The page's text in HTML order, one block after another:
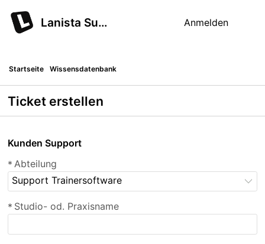
Lanista Support Anmelden
Startseite Wissensdatenbank
Ticket erstellen
Kunden Support
* Abteilung
Support Trainersoftware
* Studio- od. Praxisname